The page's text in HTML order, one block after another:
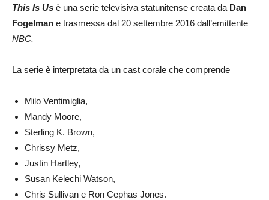
This Is Us è una serie televisiva statunitense creata da Dan
Fogelman e trasmessa dal 20 settembre 2016 dall’emittente
NBC.
La serie è interpretata da un cast corale che comprende
Milo Ventimiglia,
Mandy Moore,
Sterling K. Brown,
Chrissy Metz,
Justin Hartley,
Susan Kelechi Watson,
Chris Sullivan e Ron Cephas Jones.